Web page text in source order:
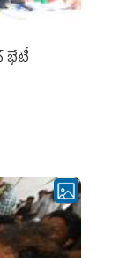
భేటీ